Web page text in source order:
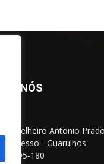
NÓS
Conselheiro Antonio
- Guarulhos
07095-180